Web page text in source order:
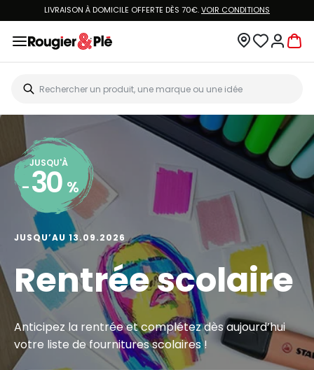
LIVRAISON À DOMICILE OFFERTE DÈS 70€.VOIR CONDITIONS
JUSQU'À
- 30 %
JUSQU’AU 13.09.2026
Rentrée scolaire
Anticipez la rentrée et complétez dès aujourd’hui
votre liste de fournitures scolaires !